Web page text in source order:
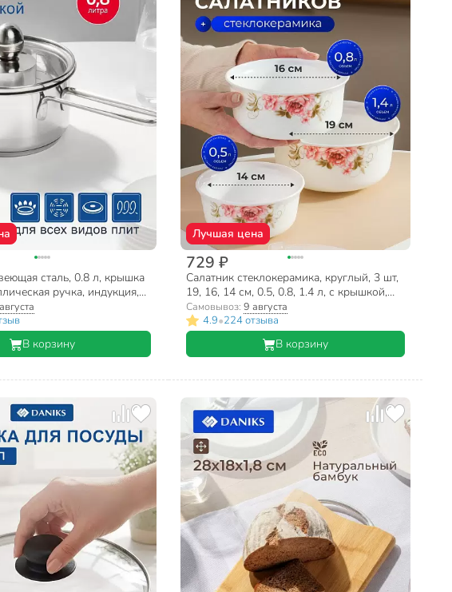
сталь, 0.8 л, крышка
ручка, индукция,
12SP/SD-512S
В корзину
Лучшая цена
729 ₽
Салатник стеклокерамика, круглый, 3 шт,
19, 16, 14 см, 0.5, 0.8, 1.4 л, с крышкой,
подарочная упаковка, Анжелика, Daniks,
BY14HDW-3-T36
Самовывоз:9 августа
4.9•224 отзыва
В корзину